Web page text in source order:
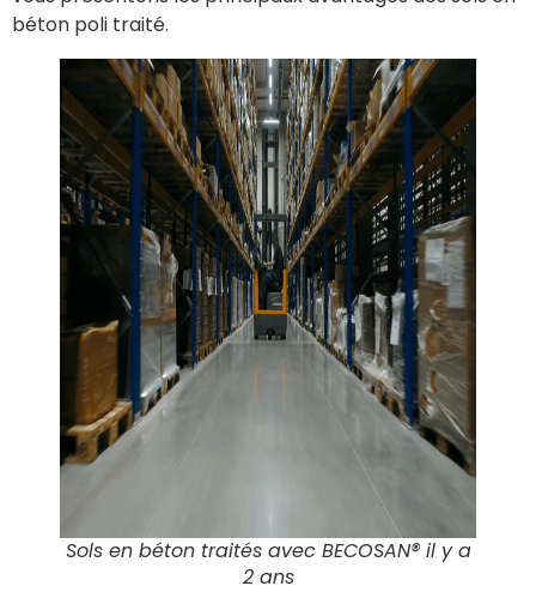
béton poli traité.
Sols en béton traités avec BECOSAN® il y a
2 ans